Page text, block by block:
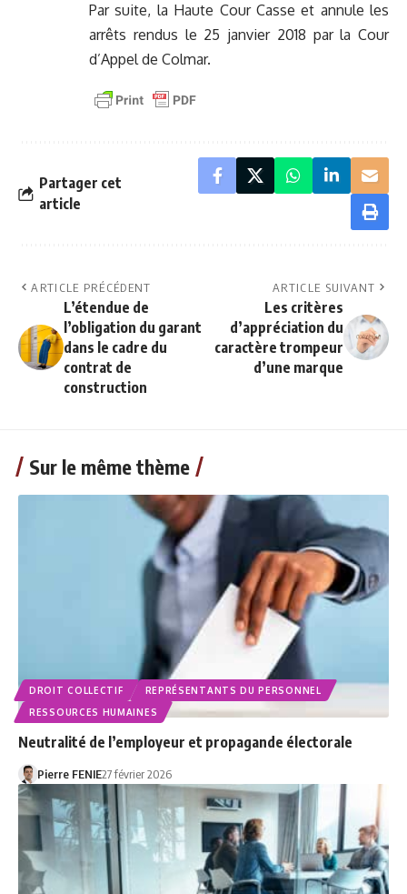
Par suite, la Haute Cour Casse et annule les
arrêts rendus le 25 janvier 2018 par la Cour
d’Appel de Colmar.
Partager cet
article
ARTICLE PRÉCÉDENT
L’étendue de
l’obligation du garant
dans le cadre du
contrat de
construction
ARTICLE SUIVANT
Les critères
d’appréciation du
caractère trompeur
d’une marque
Sur le même thème
DROIT COLLECTIF
REPRÉSENTANTS DU PERSONNEL
RESSOURCES HUMAINES
Neutralité de l’employeur et propagande électorale
Pierre FENIE27 février 2026